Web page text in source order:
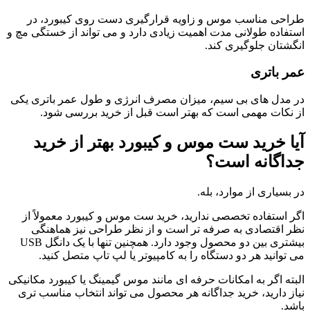
طراحی مناسب موس و زاویه قرارگیری دست روی کیبورد، در
استفاده طولانی مدت اهمیت زیادی دارد و می تواند از خستگی مچ و
انگشتان جلوگیری کند.
عمر باتری
در مدل های بی سیم، میزان مصرف انرژی و طول عمر باتری یکی
از نکات مهمی است که بهتر است قبل از خرید بررسی شود.
آیا خرید ست موس و کیبورد بهتر از خرید
جداگانه است؟
در بسیاری از موارد، بله.
اگر استفاده تخصصی ندارید، خرید ست موس و کیبورد معمولاً از
نظر اقتصادی به صرفه تر است و از نظر طراحی نیز هماهنگی
بیشتری بین دو محصول وجود دارد. همچنین تنها با یک دانگل USB
می توانید هر دو دستگاه را به کامپیوتر یا لپ تاپ متصل کنید.
البته اگر به امکانات حرفه ای مانند موس گیمینگ یا کیبورد مکانیکی
نیاز دارید، خرید جداگانه هر محصول می تواند انتخاب مناسب تری
باشد.